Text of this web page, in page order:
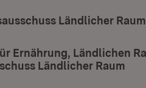
Ländlicher
Ernährung, Ländlichen
Ländlicher Raum